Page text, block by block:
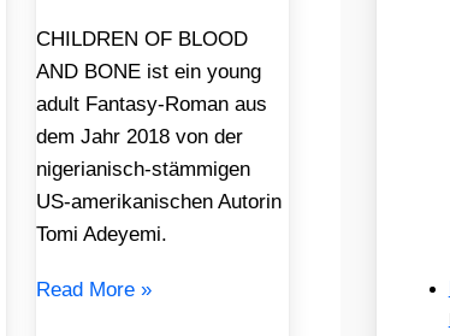
CHILDREN OF BLOOD
AND BONE ist ein young
adult Fantasy-Roman aus
dem Jahr 2018 von der
nigerianisch-stämmigen
US-amerikanischen Autorin
Tomi Adeyemi.
Read More »